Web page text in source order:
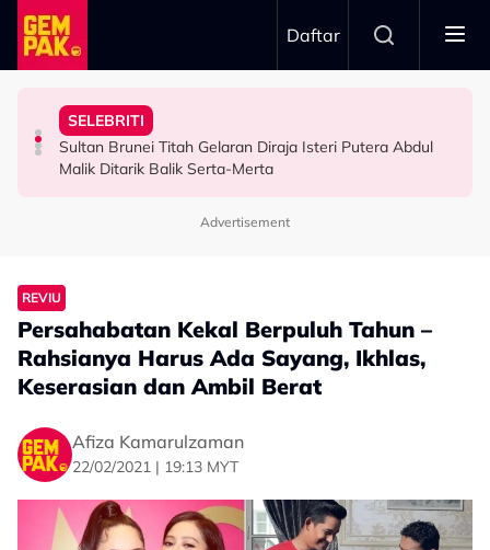
Skip to main content
Daftar
VIRAL
Netizen Puji Ketulusan Masjid Raja Bendahara Tengku
Badar Shah Papar Jumlah Kutipan Derma - “Setiap
SELEBRITI
Sultan Brunei Titah Gelaran Diraja Isteri Putera Abdul
Malik Ditarik Balik Serta-Merta
HIBURAN
Dari Angan-Angan Jadi Drama, Mira Filzah Kongsi
Inspirasi Di Sebalik Drama ‘Wish List’
HIBURAN
“Saya Memang Suka Gaya Streetwear…” - Ezaidi Aziz
Advertisement
REVIU
Persahabatan Kekal Berpuluh Tahun –
Rahsianya Harus Ada Sayang, Ikhlas,
Keserasian dan Ambil Berat
Afiza Kamarulzaman
22/02/2021 | 19:13 MYT